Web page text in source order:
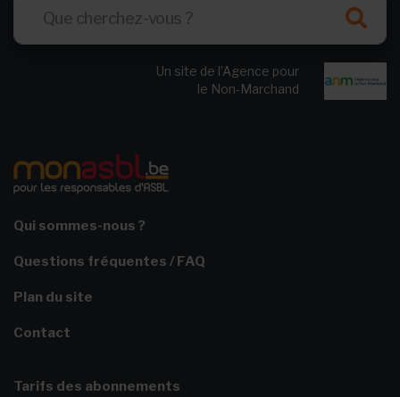
Un site de l’Agence pour
le Non-Marchand
Qui sommes-nous ?
Questions fréquentes / FAQ
Plan du site
Contact
Tarifs des abonnements